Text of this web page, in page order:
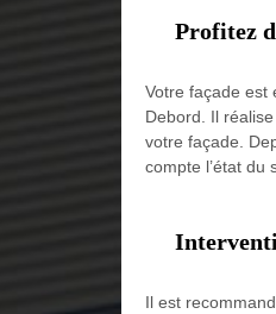
Profitez
Votre façade est
Debord. Il
votre façade.
compte l’état du
Il est